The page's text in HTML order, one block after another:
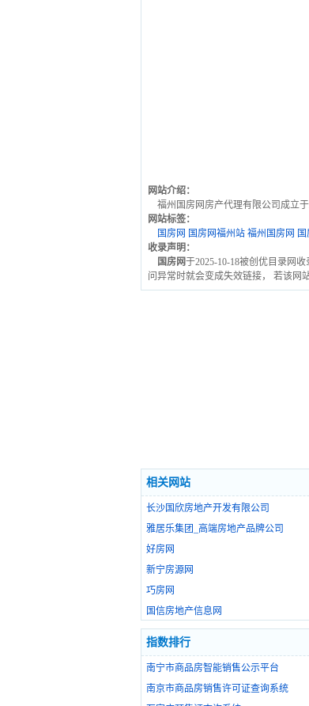
网站介绍：
福州国房网房产代理有限公司成立
网站标签：
国房网 国房网福州站 福州国房网
收录声明：
国房网于2025-10-18被创优目录网
问异常时就会变成失效链接， 若该网
相关网站
长沙国欣房地产开发有限公司
雅居乐集团_高端房地产品牌公司
好房网
新宁房源网
巧房网
国信房地产信息网
指数排行
南宁市商品房智能销售公示平台
南京市商品房销售许可证查询系统